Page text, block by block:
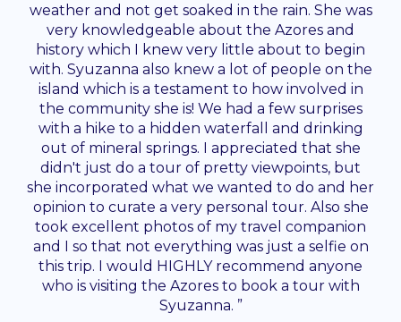
weather and not get soaked in the rain. She was
very knowledgeable about the Azores and
history which I knew very little about to begin
with. Syuzanna also knew a lot of people on the
island which is a testament to how involved in
the community she is! We had a few surprises
with a hike to a hidden waterfall and drinking
out of mineral springs. I appreciated that she
didn't just do a tour of pretty viewpoints, but
she incorporated what we wanted to do and her
opinion to curate a very personal tour. Also she
took excellent photos of my travel companion
and I so that not everything was just a selfie on
this trip. I would HIGHLY recommend anyone
who is visiting the Azores to book a tour with
Syuzanna. ”